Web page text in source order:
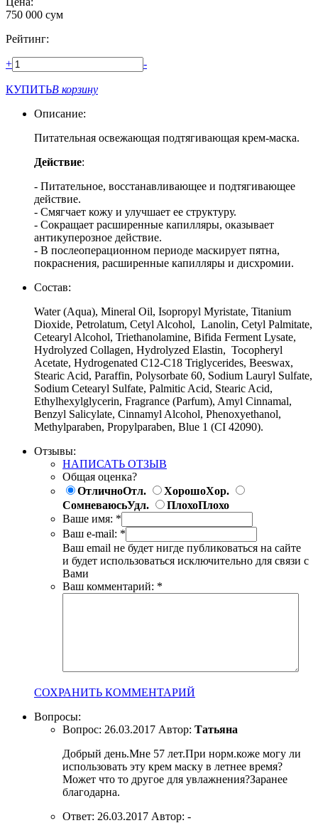
750 000 сум
Рейтинг:
+ -
КУПИТЬВ корзину
Описание:
Питательная освежающая подтягивающая крем-маска.
Действие:
- Питательное, восстанавливающее и подтягивающее
действие.
- Смягчает кожу и улучшает ее структуру.
- Сокращает расширенные капилляры, оказывает
антикуперозное действие.
- В послеоперационном периоде маскирует пятна,
покраснения, расширенные капилляры и дисхромии.
Состав:
Water (Aqua), Mineral Oil, Isopropyl Myristate, Titanium
Dioxide, Petrolatum, Cetyl Alcohol, Lanolin, Cetyl Palmitate,
Cetearyl Alcohol, Triethanolamine, Bifida Ferment Lysate,
Hydrolyzed Collagen, Hydrolyzed Elastin, Tocopheryl
Acetate, Hydrogenated C12-C18 Triglycerides, Beeswax,
Stearic Acid, Paraffin, Polysorbate 60, Sodium Lauryl Sulfate,
Sodium Cetearyl Sulfate, Palmitic Acid, Stearic Acid,
Ethylhexylglycerin, Fragrance (Parfum), Amyl Cinnamal,
Benzyl Salicylate, Cinnamyl Alcohol, Phenoxyethanol,
Methylparaben, Propylparaben, Blue 1 (CI 42090).
Отзывы:
НАПИСАТЬ ОТЗЫВ
Общая оценка?
ОтличноОтл. ХорошоХор.
СомневаюсьУдл. ПлохоПлохо
Ваше имя: *
Ваш e-mail: *
Ваш email не будет нигде публиковаться на сайте
и будет использоваться исключительно для связи с
Вами
Ваш комментарий: *
СОХРАНИТЬ КОММЕНТАРИЙ
Вопросы:
Вопрос: 26.03.2017 Автор: Татьяна
Добрый день.Мне 57 лет.При норм.коже могу ли
использовать эту крем маску в летнее время?
Может что то другое для увлажнения?Заранее
благодарна.
Ответ: 26.03.2017 Автор: -